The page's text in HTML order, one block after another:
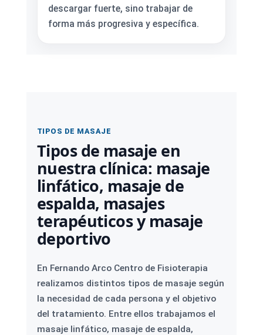
descargar fuerte, sino trabajar de
forma más progresiva y específica.
TIPOS DE MASAJE
Tipos de masaje en
nuestra clínica: masaje
linfático, masaje de
espalda, masajes
terapéuticos y masaje
deportivo
En Fernando Arco Centro de Fisioterapia
realizamos distintos tipos de masaje según
la necesidad de cada persona y el objetivo
del tratamiento. Entre ellos trabajamos el
masaje linfático, masaje de espalda,